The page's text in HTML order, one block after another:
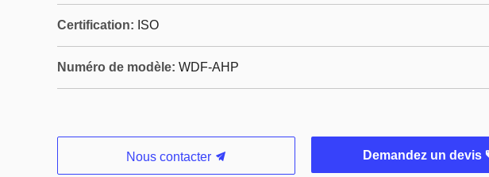
Certification: ISO
Numéro de modèle: WDF-AHP
Nous contacter Demandez un devis